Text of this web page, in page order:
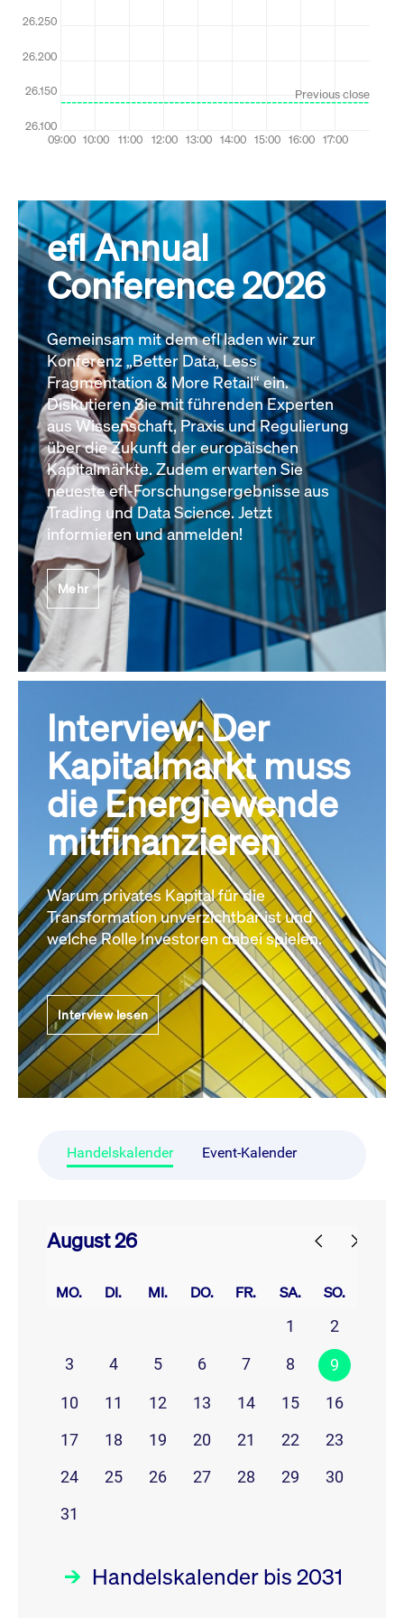
efl Annual
Conference 2026
Gemeinsam mit dem efl laden wir zur
Konferenz „Better Data, Less
Fragmentation & More Retail“ ein.
Diskutieren Sie mit führenden Experten
aus Wissenschaft, Praxis und Regulierung
über die Zukunft der europäischen
Kapitalmärkte. Zudem erwarten Sie
neueste efl-Forschungsergebnisse aus
Trading und Data Science. Jetzt
informieren und anmelden!
Mehr
Interview: Der
Kapitalmarkt muss
die Energiewende
mitfinanzieren
Warum privates Kapital für die
Transformation unverzichtbar ist und
welche Rolle Investoren dabei spielen.
Interview lesen
Handelskalender Event-Kalender
August 26
MO. DI. MI. DO. FR. SA. SO.
1
2
3
4 5 6 7 8 9
10 11 12 13 14 15
16
17
18 19 20 21 22
23
24
25 26 27 28 29
30
31
Handelskalender bis 2031